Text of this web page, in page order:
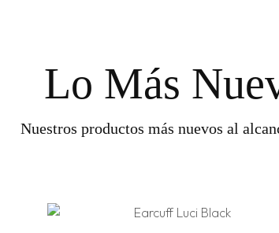
Lo Más
Nuestros productos más nuevos al